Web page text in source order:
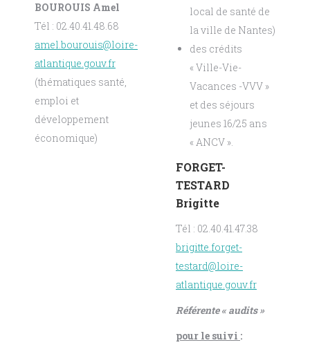
BOUROUIS Amel
Tél : 02.40.41.48.68
amel.bourouis@loire-
atlantique.gouv.fr
(thématiques santé,
emploi et
développement
économique)
local de santé de
la ville de Nantes)
des crédits
« Ville-Vie-
Vacances -VVV »
et des séjours
jeunes 16/25 ans
« ANCV ».
FORGET-
TESTARD
Brigitte
Tél : 02.40.41.47.38
brigitte.forget-
testard@loire-
atlantique.gouv.fr
Référente « audits »
pour le suivi :